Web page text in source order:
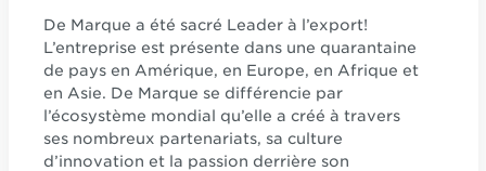
De Marque a été sacré Leader à l’export!
L’entreprise est présente dans une quarantaine
de pays en Amérique, en Europe, en Afrique et
en Asie. De Marque se différencie par
l’écosystème mondial qu’elle a créé à travers
ses nombreux partenariats, sa culture
d’innovation et la passion derrière son